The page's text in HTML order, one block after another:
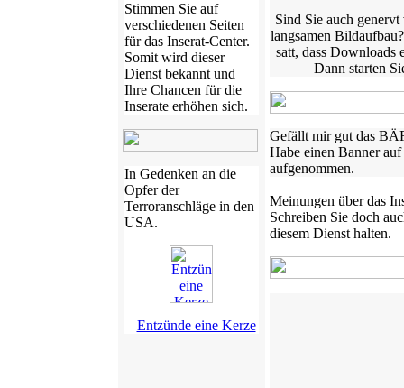
Stimmen Sie auf
verschiedenen Seiten
für das Inserat-Center.
Somit wird dieser
Dienst bekannt und
Ihre Chancen für die
Inserate erhöhen sich.
In Gedenken an die
Opfer der
Terroranschläge in den
USA.
Entzünde eine Kerze
Sind Sie auch
langsamen
satt, dass Downloads
Dann starten
Gefällt mir gut das
Habe einen Banner auf
aufgenommen.
Meinungen über das
Schreiben Sie doch
diesem Dienst halten.